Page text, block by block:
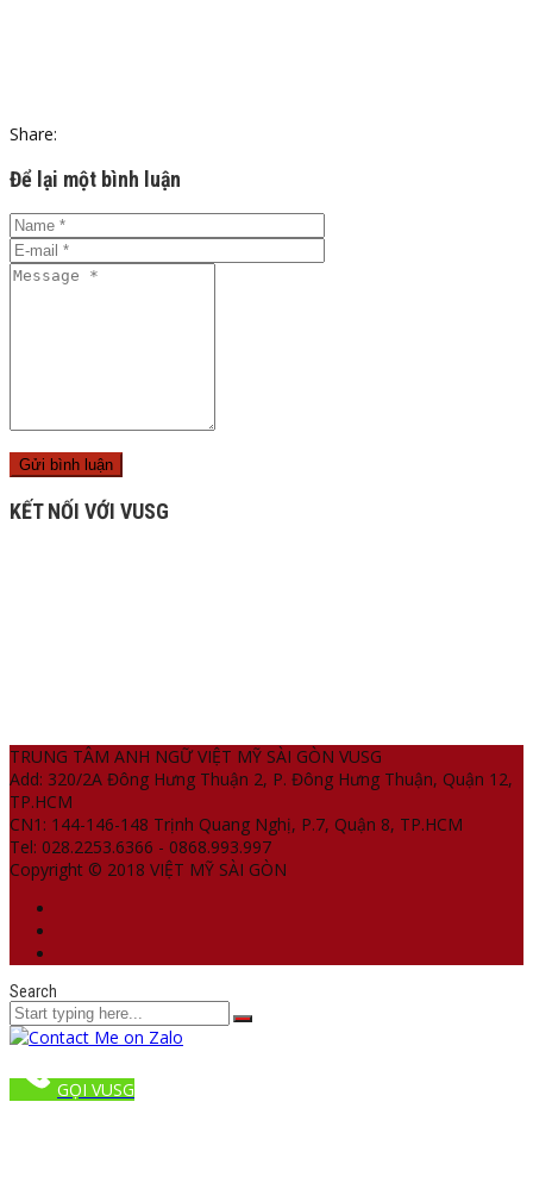
Share:
Để lại một bình luận
KẾT NỐI VỚI VUSG
TRUNG TÂM ANH NGỮ VIỆT MỸ SÀI GÒN VUSG
Add: 320/2A Đông Hưng Thuận 2, P. Đông Hưng Thuận, Quận 12,
TP.HCM
CN1: 144-146-148 Trịnh Quang Nghị, P.7, Quận 8, TP.HCM
Tel: 028.2253.6366 - 0868.993.997
Copyright © 2018 VIỆT MỸ SÀI GÒN
Search
GỌI VUSG